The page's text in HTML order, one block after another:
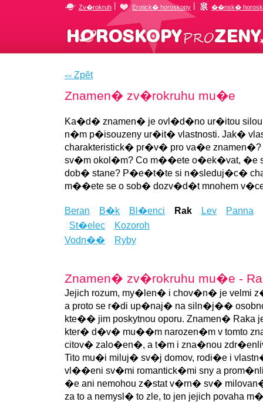
Zv�rokruh Erotick� horoskopy ��nsk�
<< Zpĕt
Znamen� zv�rokruhu mu�e
Ka�d� znamen� je ovl�d�no ur�itou
n�m p�isouzeny ur�it� vlastnosti. Jak�
charakteristick� pr�v� pro va�e
sv�m okol�m? Co m��ete o�ek�vat,
dob� stane? P�e�t�te si n�sleduj�c�
m��ete se o sob� dozv�d�t mnohem
Beran B�k Bl�enci Rak Lev
Panna
St�elec
Kozoroh
Vodn��
Ryby
Znamen� zv�rokruhu mu�e -
Jejich rozum, my�len� i chov�n� je velmi
a proto se r�di up�naj� na siln�j��
kte�� jim poskytnou oporu. Znamen� Raka
kter� d�v� mu��m narozen�m v tomto
citov� zalo�en�, a t�m i zna�nou
Tito mu�i miluj� sv�j domov, rodi�e i
vl��eni sv�mi romantick�mi sny a
�e ani nemohou z�stat v�rn� sv� milovan�
za to a nemysl� to zle, to jen jejich povaha